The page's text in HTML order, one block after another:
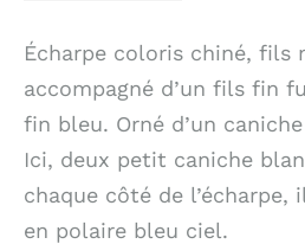
Écharpe coloris chiné, fils
accompagné d’un fils fin
fin bleu. Orné d’un
Ici, deux petit caniche
chaque côté de
en polaire bleu ciel.